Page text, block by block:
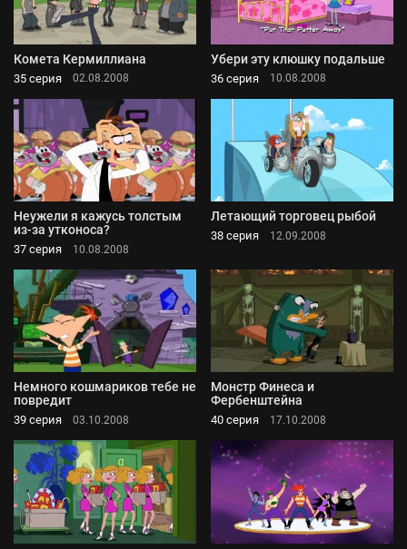
Комета Кермиллиана
35 серия 02.08.2008
Убери эту клюшку подальше
36 серия 10.08.2008
Неужели я кажусь толстым
из-за утконоса?
37 серия 10.08.2008
Летающий торговец рыбой
38 серия 12.09.2008
Немного кошмариков тебе не
повредит
39 серия 03.10.2008
Монстр Финеса и
Фербенштейна
40 серия 17.10.2008